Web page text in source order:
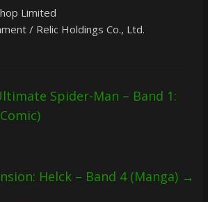
Limited
/ Relic Holdings Co., Ltd.
Spider-Man – Band 1:
Helck – Band 4 (Manga) →